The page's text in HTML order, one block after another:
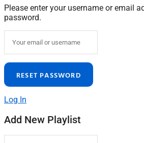
Please enter your username or email
password.
Log In
Add New Playlist